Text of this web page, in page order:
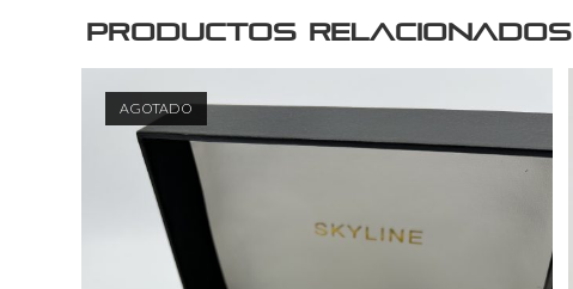
Productos relacionados
AGOTADO